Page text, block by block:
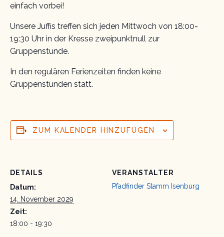
einfach vorbei!
Unsere Juffis treffen sich jeden Mittwoch von 18:00-
19:30 Uhr in der Kresse zweipunktnull zur
Gruppenstunde.
In den regulären Ferienzeiten finden keine
Gruppenstunden statt.
ZUM KALENDER HINZUFÜGEN
DETAILS
Datum:
14. November 2029
Zeit:
18:00 - 19:30
VERANSTALTER
Pfadfinder Stamm Isenburg